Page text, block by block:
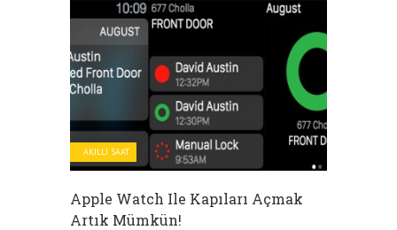
AKILLI SAAT
Apple Watch Ile Kapıları Açmak
Artık Mümkün!